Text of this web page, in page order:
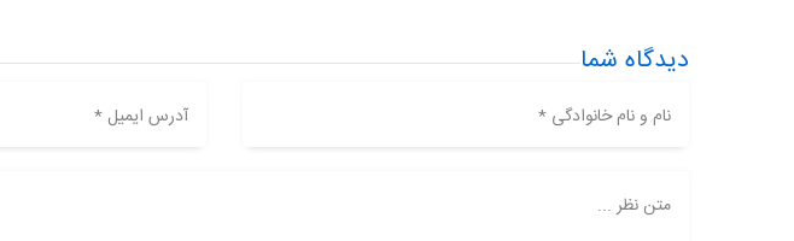
دیدگاه شما
نام و نام خانوادگی * آدرس ایمیل *
متن نظر ...